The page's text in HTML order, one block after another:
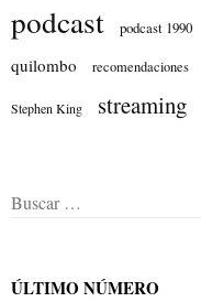
podcast podcast 1990
quilombo
recomendaciones
Stephen King streaming
Buscar:
ÚLTIMO NÚMERO